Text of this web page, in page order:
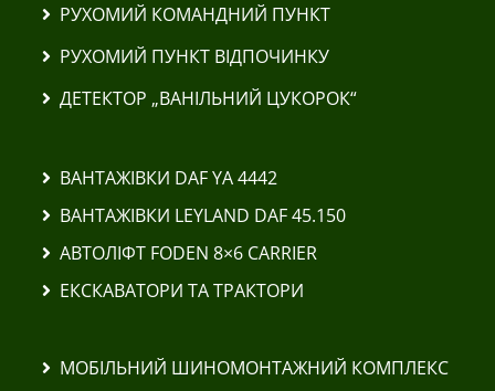
РУХОМИЙ КОМАНДНИЙ ПУНКТ
РУХОМИЙ ПУНКТ ВІДПОЧИНКУ
ДЕТЕКТОР „ВАНІЛЬНИЙ ЦУКОРОК“
ВАНТАЖІВКИ DAF YA 4442
ВАНТАЖІВКИ LEYLAND DAF 45.150
АВТОЛІФТ FODEN 8×6 CARRIER
ЕКСКАВАТОРИ ТА ТРАКТОРИ
МОБІЛЬНИЙ ШИНОМОНТАЖНИЙ КОМПЛЕКС